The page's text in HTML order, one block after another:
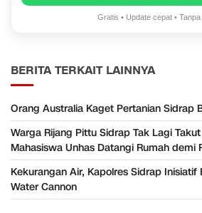
Gratis • Update cepat •
BERITA TERKAIT LAINNYA
Orang Australia Kaget Pertanian Sidrap
Warga Rijang Pittu Sidrap Tak Lagi
Mahasiswa Unhas Datangi Rumah demi
Kekurangan Air, Kapolres Sidrap Inisiatif
Water Cannon